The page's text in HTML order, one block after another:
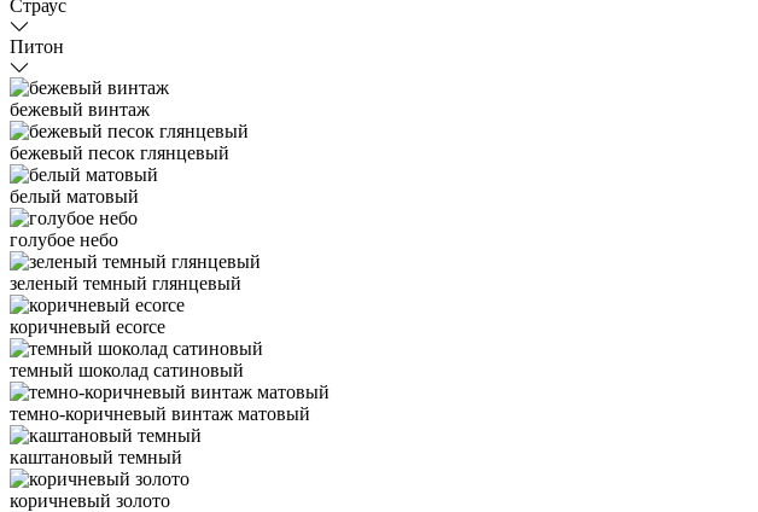
Страус
Питон
бежевый винтаж
бежевый песок глянцевый
белый матовый
голубое небо
зеленый темный глянцевый
коричневый ecorce
темный шоколад сатиновый
темно-коричневый винтаж матовый
каштановый темный
коричневый золото